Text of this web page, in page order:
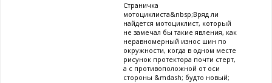
Страничка
мотоциклиста&nbsp;Вряд ли
найдется мотоциклист, который
не замечал бы такие явления, как
неравномерный износ шин по
окружности, когда в одном месте
рисунок протектора почти стерт,
а с противоположной от оси
стороны &mdash; будто новый;